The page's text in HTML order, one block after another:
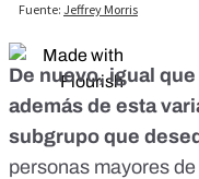
De nuevo, igual
además de esta
subgrupo que
personas mayores